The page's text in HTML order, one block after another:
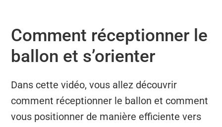
Comment réceptionner le
ballon et s’orienter
Dans cette vidéo, vous allez découvrir
comment réceptionner le ballon et comment
vous positionner de manière efficiente vers